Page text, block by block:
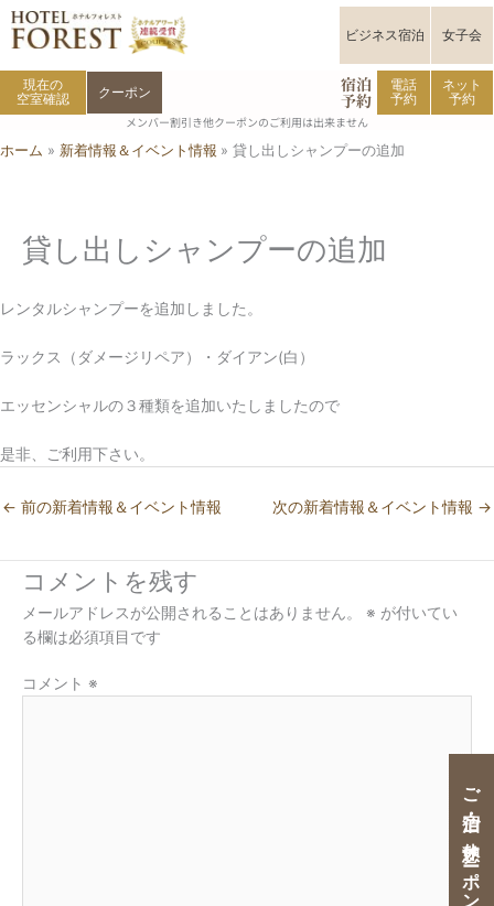
内
容
プ
ビジネス宿泊 女子会
現在の
空室確認
クーポン 宿泊
予約
電話
予約
ネット
予約
メンバー割引き他クーポンのご利用は出来ません
ホーム
新着情報＆イベント情報 貸し出しシャンプーの追加
貸し出しシャンプーの追加
レンタルシャンプーを追加しました。
ラックス（ダメージリペア）・ダイアン(白）
エッセンシャルの３種類を追加いたしましたので
是非、ご利用下さい。
← 前の新着情報＆イベント情報 次の新着情報＆イベント情報 →
コメントを残す
メールアドレスが公開されることはありません。 ※ が付いてい
る欄は必須項目です
コメント ※
ご宿泊・ご休憩クーポン